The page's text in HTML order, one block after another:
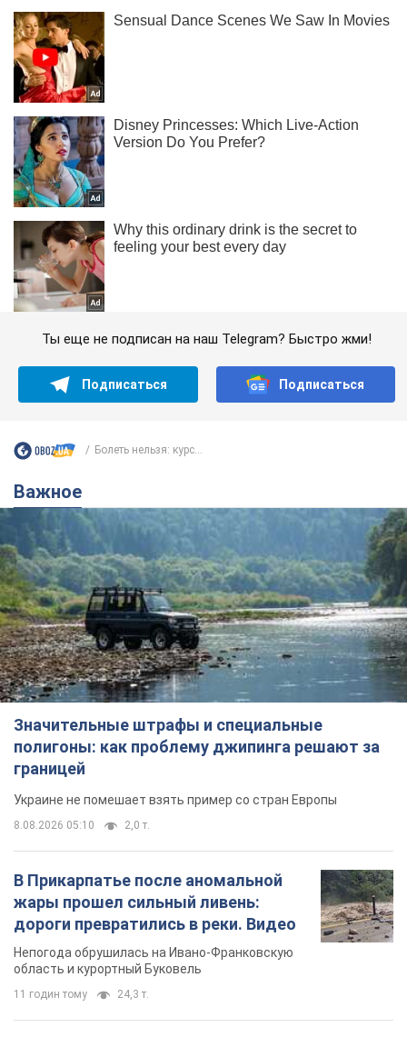
Ты еще не подписан на наш Telegram? Быстро жми!
Подписаться Подписаться
Болеть нельзя: курс...
Важное
Значительные штрафы и специальные
полигоны: как проблему джипинга решают за
границей
Украине не помешает взять пример со стран Европы
8.08.2026 05:10 2,0 т.
В Прикарпатье после аномальной
жары прошел сильный ливень:
дороги превратились в реки. Видео
Непогода обрушилась на Ивано-Франковскую
область и курортный Буковель
11 годин тому 24,3 т.